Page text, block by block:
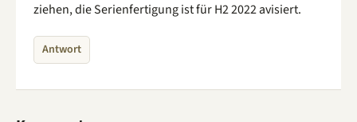
ziehen, die Serienfertigung ist für H2 2022 avisiert.
Antwort